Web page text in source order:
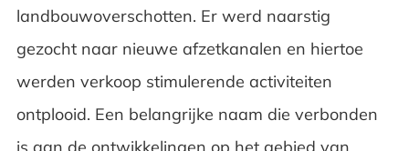
landbouwoverschotten. Er werd naarstig
gezocht naar nieuwe afzetkanalen en hiertoe
werden verkoop stimulerende activiteiten
ontplooid. Een belangrijke naam die verbonden
is aan de ontwikkelingen op het gebied van